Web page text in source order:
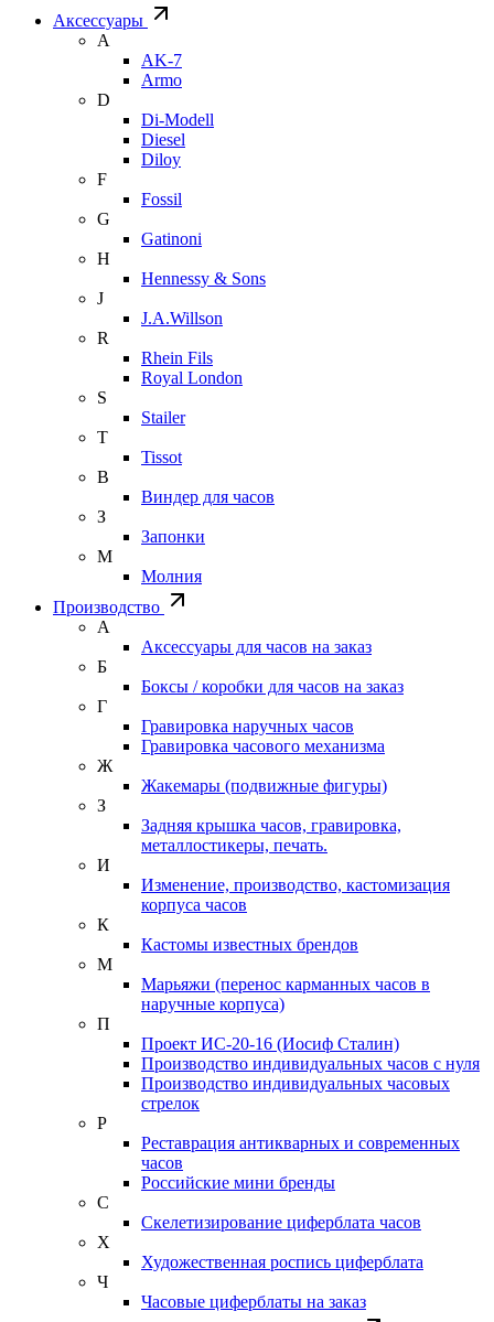
Аксессуары
A
AK-7
Armo
D
Di-Modell
Diesel
Diloy
F
Fossil
G
Gatinoni
H
Hennessy & Sons
J
J.A.Willson
R
Rhein Fils
Royal London
S
Stailer
T
Tissot
В
Виндер для часов
З
Запонки
М
Молния
Производство
А
Аксессуары для часов на заказ
Б
Боксы / коробки для часов на заказ
Г
Гравировка наручных часов
Гравировка часового механизма
Ж
Жакемары (подвижные фигуры)
З
Задняя крышка часов, гравировка,
металлостикеры, печать.
И
Изменение, производство, кастомизация
корпуса часов
К
Кастомы известных брендов
М
Марьяжи (перенос карманных часов в
наручные корпуса)
П
Проект ИС-20-16 (Иосиф Сталин)
Производство индивидуальных часов с нуля
Производство индивидуальных часовых
стрелок
Р
Реставрация антикварных и современных
часов
Российские мини бренды
С
Скелетизирование циферблата часов
Х
Художественная роспись циферблата
Ч
Часовые циферблаты на заказ